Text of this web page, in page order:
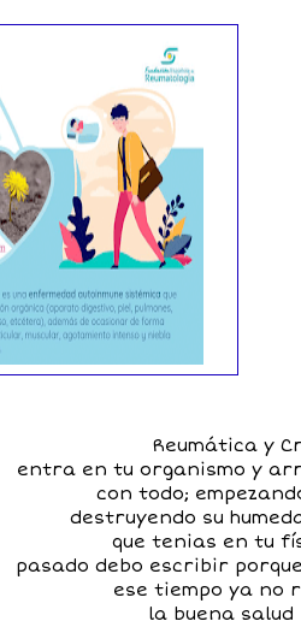
Reumática y
entra en tu organismo y
con todo;
destruyendo su
que tenias en tu
pasado debo escribir
ese tiempo ya no
la buena salud